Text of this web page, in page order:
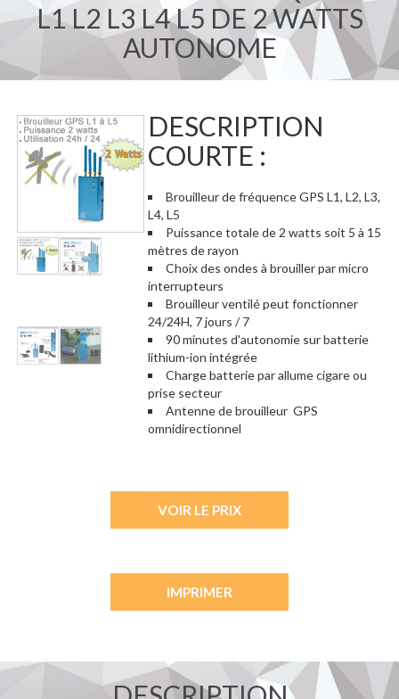
L1 L2 L3 L4 L5 DE 2 WATTS
AUTONOME
DESCRIPTION
COURTE :
Brouilleur de fréquence GPS L1, L2, L3,
L4, L5
Puissance totale de 2 watts soit 5 à 15
mètres de rayon
Choix des ondes à brouiller par micro
interrupteurs
Brouilleur ventilé peut fonctionner
24/24H, 7 jours / 7
90 minutes d'autonomie sur batterie
lithium-ion intégrée
Charge batterie par allume cigare ou
prise secteur
Antenne de brouilleur GPS
omnidirectionnel
VOIR LE PRIX
IMPRIMER